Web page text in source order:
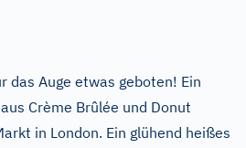
das Auge etwas geboten! Ein
Crème Brûlée und Donut
in London. Ein glühend heißes